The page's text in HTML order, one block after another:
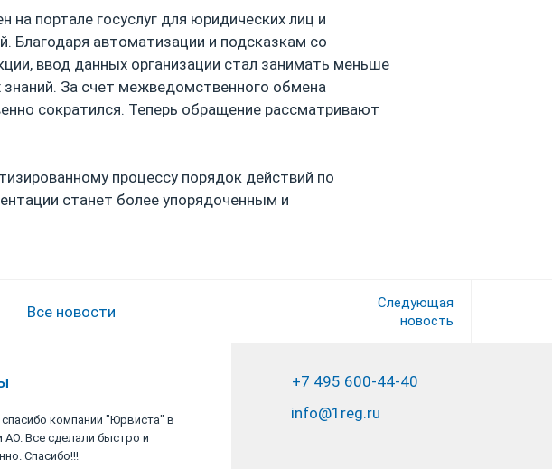
портале госуслуг для юридических лиц и
Благодаря автоматизации и подсказкам со
ввод данных организации стал занимать меньше
знаний. За счет межведомственного обмена
сократился. Теперь обращение рассматривают
процессу порядок действий по
станет более упорядоченным и
Все новости
Следующая
новость
компании "Юрвиста" в
АО. Все сделали быстро и
Спасибо!!!
Выражаю благодарность коллективу
+7 495 600-44-40
info@1reg.ru